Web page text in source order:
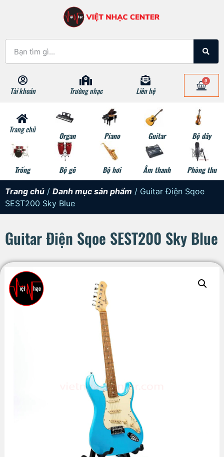
Tài khoản Trường nhạc Liên hệ
0
Trang chủ
Organ Piano Guitar Bộ dây
Trống Bộ gõ Bộ hơi Âm thanh Phòng thu
Trang chủ / Danh mục sản phẩm / Guitar Điện Sqoe
SEST200 Sky Blue
Guitar Điện Sqoe SEST200 Sky Blue